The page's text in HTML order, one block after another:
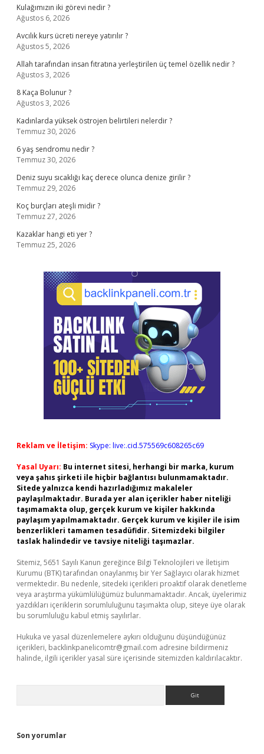
Kulağımızın iki görevi nedir ?
Ağustos 6, 2026
Avcılık kurs ücreti nereye yatırılır ?
Ağustos 5, 2026
Allah tarafından insan fıtratına yerleştirilen üç temel özellik nedir ?
Ağustos 3, 2026
8 Kaça Bolunur ?
Ağustos 3, 2026
Kadınlarda yüksek östrojen belirtileri nelerdir ?
Temmuz 30, 2026
6 yaş sendromu nedir ?
Temmuz 30, 2026
Deniz suyu sıcaklığı kaç derece olunca denize girilir ?
Temmuz 29, 2026
Koç burçları ateşli midir ?
Temmuz 27, 2026
Kazaklar hangi eti yer ?
Temmuz 25, 2026
Reklam ve İletişim: Skype: live:.cid.575569c608265c69
Yasal Uyarı: Bu internet sitesi, herhangi bir marka, kurum
veya şahıs şirketi ile hiçbir bağlantısı bulunmamaktadır.
Sitede yalnızca kendi hazırladığımız makaleler
paylaşılmaktadır. Burada yer alan içerikler haber niteliği
taşımamakta olup, gerçek kurum ve kişiler hakkında
paylaşım yapılmamaktadır. Gerçek kurum ve kişiler ile isim
benzerlikleri tamamen tesadüfidir. Sitemizdeki bilgiler
taslak halindedir ve tavsiye niteliği taşımazlar.
Sitemiz, 5651 Sayılı Kanun gereğince Bilgi Teknolojileri ve İletişim
Kurumu (BTK) tarafından onaylanmış bir Yer Sağlayıcı olarak hizmet
vermektedir. Bu nedenle, sitedeki içerikleri proaktif olarak denetleme
veya araştırma yükümlülüğümüz bulunmamaktadır. Ancak, üyelerimiz
yazdıkları içeriklerin sorumluluğunu taşımakta olup, siteye üye olarak
bu sorumluluğu kabul etmiş sayılırlar.
Hukuka ve yasal düzenlemelere aykırı olduğunu düşündüğünüz
içerikleri, backlinkpanelicomtr@gmail.com adresine bildirmeniz
halinde, ilgili içerikler yasal süre içerisinde sitemizden kaldırılacaktır.
Son yorumlar